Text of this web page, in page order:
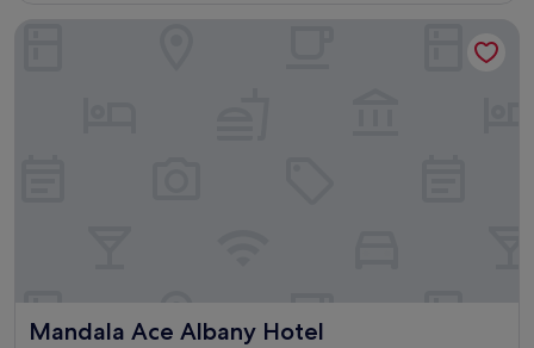
Mandala Ace Albany Hotel
Mandala Ace Albany Hotel
Mandala Ace Albany Hotel